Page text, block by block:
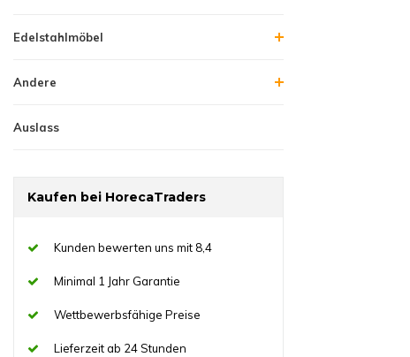
Edelstahlmöbel
Andere
Auslass
Kaufen bei HorecaTraders
Kunden bewerten uns mit 8,4
Minimal 1 Jahr Garantie
Wettbewerbsfähige Preise
Lieferzeit ab 24 Stunden